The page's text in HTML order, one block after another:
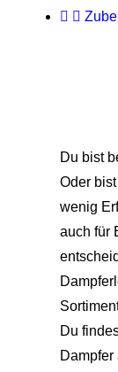
Du bist
Oder
wenig
auch für
Du